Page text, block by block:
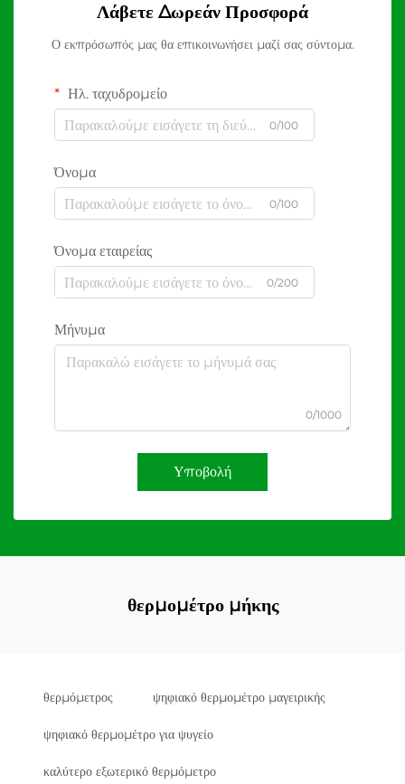
Λάβετε Δωρεάν Προσφορά
Ο εκπρόσωπός μας θα επικοινωνήσει μαζί σας σύντομα.
Ηλ. ταχυδρομείο
0/100
Όνομα
0/100
Όνομα εταιρείας
0/200
Μήνυμα
0/1000
Υποβολή
θερμομέτρο μήκης
θερμόμετρος ψηφιακό θερμομέτρο μαγειρικής
ψηφιακό θερμομέτρο για ψυγείο
καλύτερο εξωτερικό θερμόμετρο